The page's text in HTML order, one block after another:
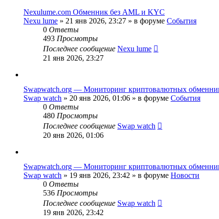
Nexulume.com Обменник без AML и KYC
Nexu lume » 21 янв 2026, 23:27 » в форуме События
0 Ответы
493 Просмотры
Последнее сообщение Nexu lume
21 янв 2026, 23:27
Swapwatch.org — Мониторинг криптовалютных
Swap watch » 20 янв 2026, 01:06 » в форуме События
0 Ответы
480 Просмотры
Последнее сообщение Swap watch
20 янв 2026, 01:06
Swapwatch.org — Мониторинг криптовалютных
Swap watch » 19 янв 2026, 23:42 » в форуме Новости
0 Ответы
536 Просмотры
Последнее сообщение Swap watch
19 янв 2026, 23:42